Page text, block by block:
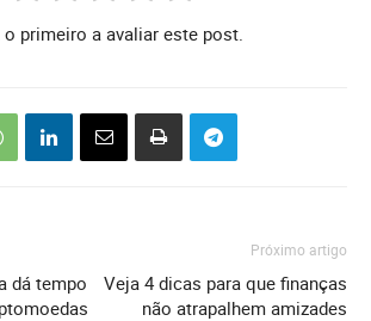
o primeiro a avaliar este post.
dá tempo
Próximo artigo
Veja 4 dicas para que finanças
não atrapalhem amizades